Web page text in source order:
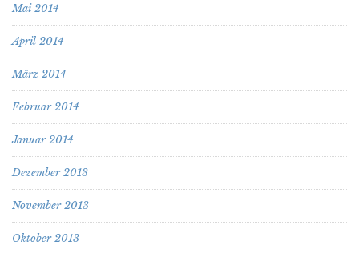
Mai 2014
April 2014
März 2014
Februar 2014
Januar 2014
Dezember 2013
November 2013
Oktober 2013